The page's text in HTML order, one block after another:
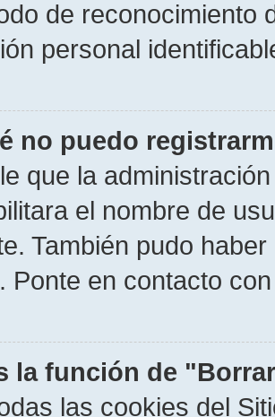
de reconocimiento
personal
no puedo
que la
el nombre de
También pudo
Ponte en contacto
la función de
las cookies del